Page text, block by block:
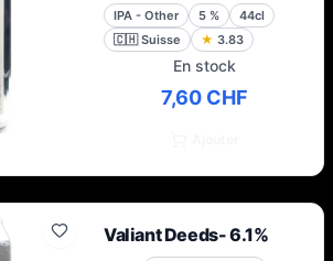
IPA - Other 5 %
44cl
🇨🇭 Suisse ★ 3.83
En stock
7,60 CHF
Valiant Deeds- 6.1%